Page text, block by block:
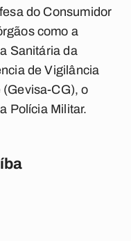
do Consumidor
como a
Sanitária da
de Vigilância
CG), o
Polícia Militar.